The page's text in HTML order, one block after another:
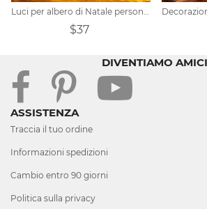
Luci per albero di Natale personalizzate con nome della famiglia
$37
DIVENTIAMO
ASSISTENZA
Traccia il tuo ordine
Informazioni spedizioni
Cambio entro 90 giorni
Politica sulla privacy